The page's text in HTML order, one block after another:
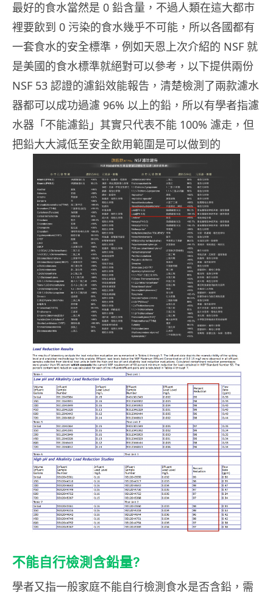
最好的食水當然是 0 鉛含量，不過人類在這大都巿
裡要飲到 0 污染的食水幾乎不可能，所以各國都有
一套食水的安全標準，例如天恩上次介紹的 NSF 就
是美國的食水標準就絕對可以參考，以下提供兩份
NSF 53 認證的濾鉛效能報告，清楚檢測了兩款濾水
器都可以成功過濾 96% 以上的鉛，所以有學者指濾
水器「不能濾鉛」其實只代表不能 100% 濾走，但
把鉛大大減低至安全飲用範圍是可以做到的
不能自行檢測含鉛量?
學者又指一般家庭不能自行檢測食水是否含鉛，需